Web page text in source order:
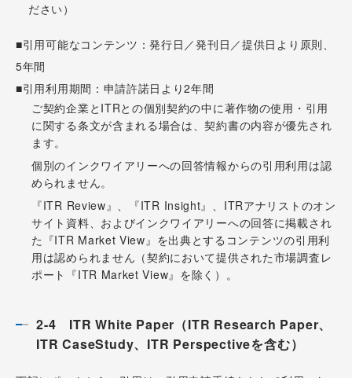
ださい）
■引用可能なコンテンツ：発行日／発刊日／提供日より原則、
5年間
■引用利用期間：申請許諾日より2年間
ご契約企業とITRとの個別契約の中に著作物の使用・引用
に関する条文が含まれる場合は、契約書の内容が優先され
ます。
個別のインクワイアリーへの回答情報からの引用利用は認
められません。
『ITR Review』、『ITR Insight』、ITRアナリストのオン
サイト資料、およびインクワイアリーへの回答に掲載され
た『ITR Market View』を出典とするコンテンツの引用利
用は認められません（契約において提供された市場調査レ
ポート『ITR Market View』を除く）。
2-4 ITR White Paper（ITR Research Paper、
ITR CaseStudy、ITR Perspectiveを含む）